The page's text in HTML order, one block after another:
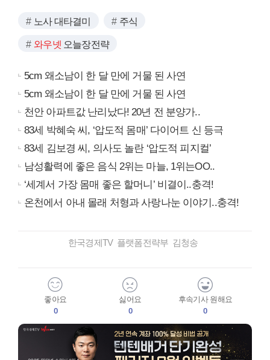
노사 대타결미 주식
와우넷 오늘장전략
5cm 왜소남이 한 달 만에 거물 된 사연
5cm 왜소남이 한 달 만에 거물 된 사연
천안 아파트값 난리났다! 20년 전 분양가..
83세 박혜숙 씨, ‘압도적 몸매’ 다이어트 신 등극
83세 김보경 씨, 의사도 놀란 ‘압도적 피지컬’
남성활력에 좋은 음식 2위는 마늘, 1위는OO..
‘세계서 가장 몸매 좋은 할머니’ 비결이..충격!
온천에서 아내 몰래 처형과 사랑나눈 이야기..충격!
한국경제TV 플랫폼전략부 김청송
좋아요
0
싫어요
0
후속기사 원해요
0